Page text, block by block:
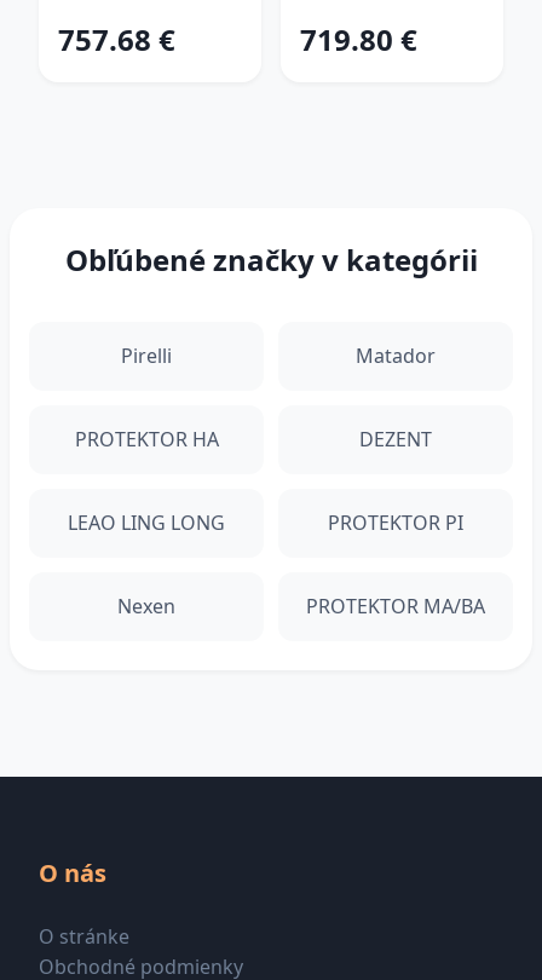
757.68 € 719.80 €
Obľúbené značky v kategórii
Pirelli Matador
PROTEKTOR HA DEZENT
LEAO LING LONG PROTEKTOR PI
Nexen PROTEKTOR MA/BA
O nás
O stránke
Obchodné podmienky